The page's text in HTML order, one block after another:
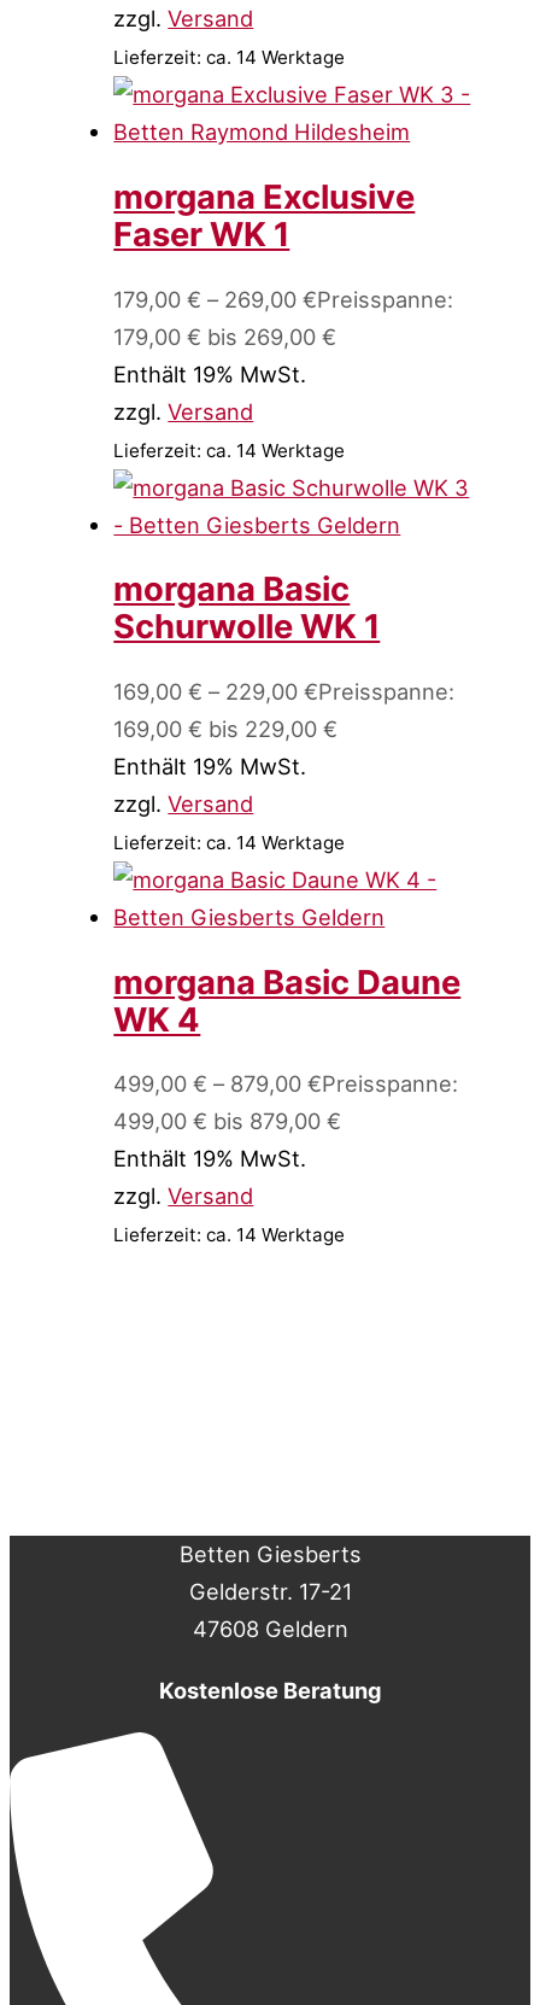
zzgl.Versand
Lieferzeit: ca. 14 Werktage
morgana Exclusive
Faser WK 1
179,00€ – 269,00€Preisspanne:
179,00 € bis 269,00 €
Enthält 19% MwSt.
zzgl.Versand
Lieferzeit: ca. 14 Werktage
morgana Basic
Schurwolle WK 1
169,00€ – 229,00€Preisspanne:
169,00 € bis 229,00 €
Enthält 19% MwSt.
zzgl.Versand
Lieferzeit: ca. 14 Werktage
morgana Basic Daune
WK 4
499,00€ – 879,00€Preisspanne:
499,00 € bis 879,00 €
Enthält 19% MwSt.
zzgl.Versand
Lieferzeit: ca. 14 Werktage
Betten Giesberts
Gelderstr. 17-21
47608 Geldern
Kostenlose Beratung